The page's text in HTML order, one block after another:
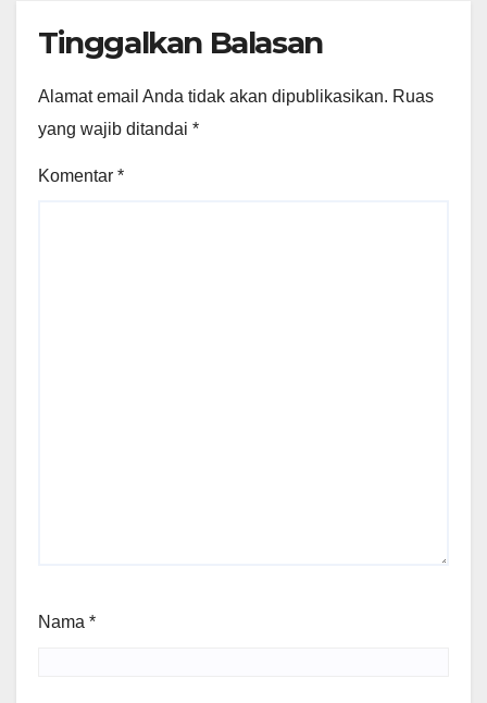
Tinggalkan Balasan
Alamat email Anda tidak akan dipublikasikan. Ruas
yang wajib ditandai *
Komentar *
Nama *